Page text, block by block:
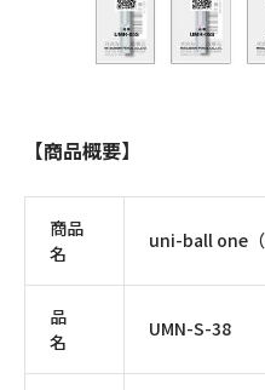
【商品概要】
商品
名
uni-ball one（
品
名
UMN-S-38